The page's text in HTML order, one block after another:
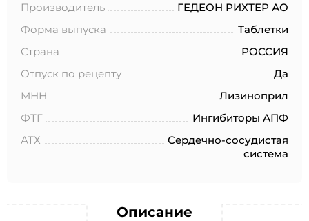
Производитель
ГЕДЕОН РИХТЕР АО
Форма выпуска
Таблетки
Страна
РОССИЯ
Отпуск по рецепту
Да
МНН
Лизиноприл
ФТГ
Ингибиторы АПФ
АТХ
Сердечно-сосудистая
система
Описание
* Нажимая кнопку «Отправить отзыв», я даю свое
согласие на обработку моих персональных данных, в
соответствии с Федеральным законом от 27.07.2006 года
№152-ФЗ «О персональных данных», на условиях и для
целей, определенных в Согласии на обработку
персональных данных *